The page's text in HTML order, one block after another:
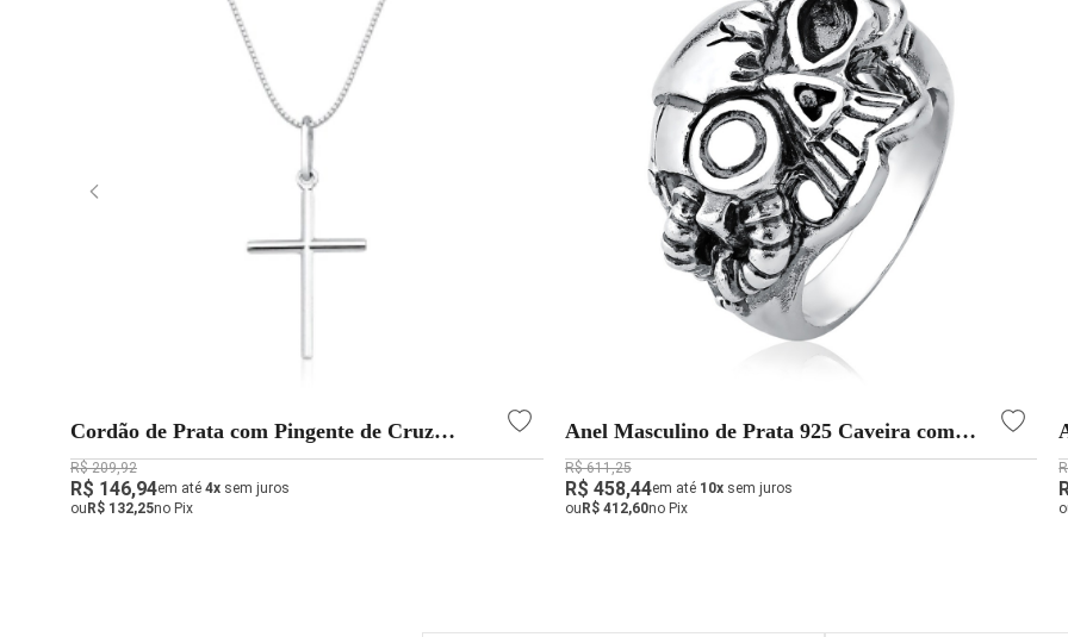
Cordão de Prata com Pingente de Cruz
Corrente Veneziana 60cm
R$ 209,92
R$ 146,94em até 4x sem juros
ouR$ 132,25no Pix
Anel Masculino de Prata 925 Caveira com
Máscara Envelhecido
R$ 611,25
R$ 458,44em até 10xsem juros
ouR$ 412,60no Pix